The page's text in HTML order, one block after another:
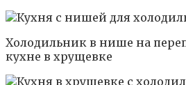
Холодильник в нише на
кухне в хрущевке